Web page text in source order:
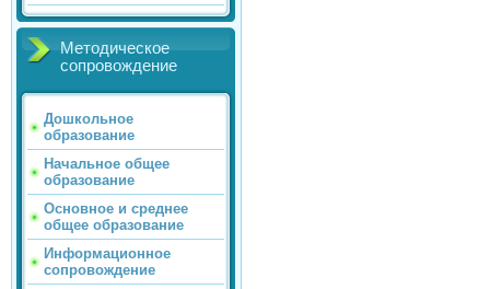
Методическое
сопровождение
Дошкольное
образование
Начальное общее
образование
Основное и среднее
общее образование
Информационное
сопровождение